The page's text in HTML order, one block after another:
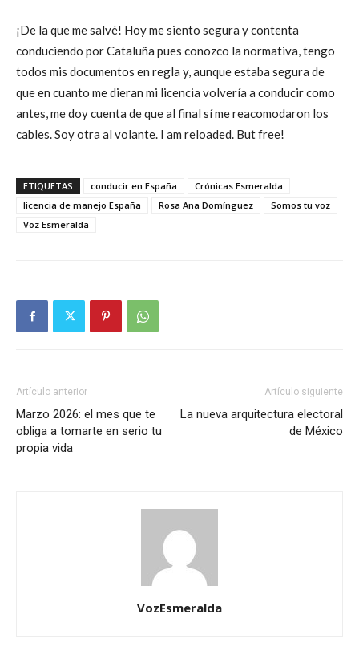
¡De la que me salvé! Hoy me siento segura y contenta
conduciendo por Cataluña pues conozco la normativa, tengo
todos mis documentos en regla y, aunque estaba segura de
que en cuanto me dieran mi licencia volvería a conducir como
antes, me doy cuenta de que al final sí me reacomodaron los
cables. Soy otra al volante. I am reloaded. But free!
ETIQUETAS conducir en España
Crónicas Esmeralda
licencia de manejo España
Rosa Ana Domínguez
Somos tu voz
Voz Esmeralda
Artículo anterior
Marzo 2026: el mes que te
obliga a tomarte en serio tu
propia vida
Artículo siguiente
La nueva arquitectura electoral
de México
VozEsmeralda